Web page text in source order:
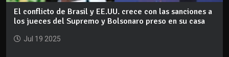
El conflicto de Brasil y EE.UU. crece con las sanciones a
los jueces del Supremo y Bolsonaro preso en su casa
Jul 19 2025